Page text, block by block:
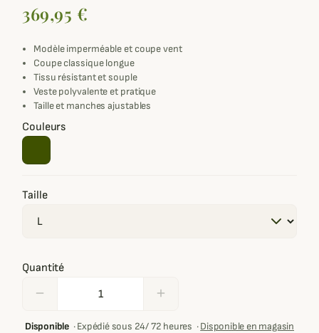
369,95 €
Modèle imperméable et coupe vent
Coupe classique longue
Tissu résistant et souple
Veste polyvalente et pratique
Taille et manches ajustables
Couleurs
Taille
Quantité
remove add
Disponible·Expédié sous 24/ 72 heures ·Disponible en magasin